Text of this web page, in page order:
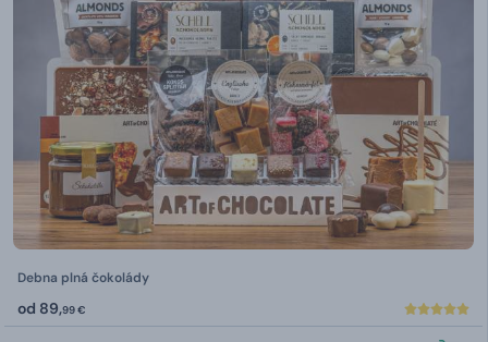
Debna plná čokolády
od 89,99 €